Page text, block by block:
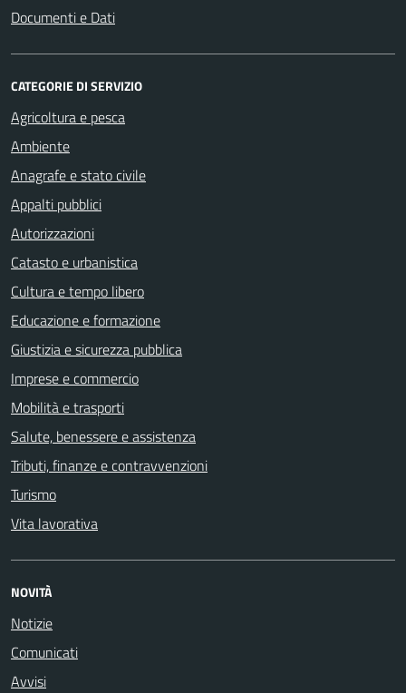
Documenti e Dati
CATEGORIE DI SERVIZIO
Agricoltura e pesca
Ambiente
Anagrafe e stato civile
Appalti pubblici
Autorizzazioni
Catasto e urbanistica
Cultura e tempo libero
Educazione e formazione
Giustizia e sicurezza pubblica
Imprese e commercio
Mobilità e trasporti
Salute, benessere e assistenza
Tributi, finanze e contravvenzioni
Turismo
Vita lavorativa
NOVITÀ
Notizie
Comunicati
Avvisi